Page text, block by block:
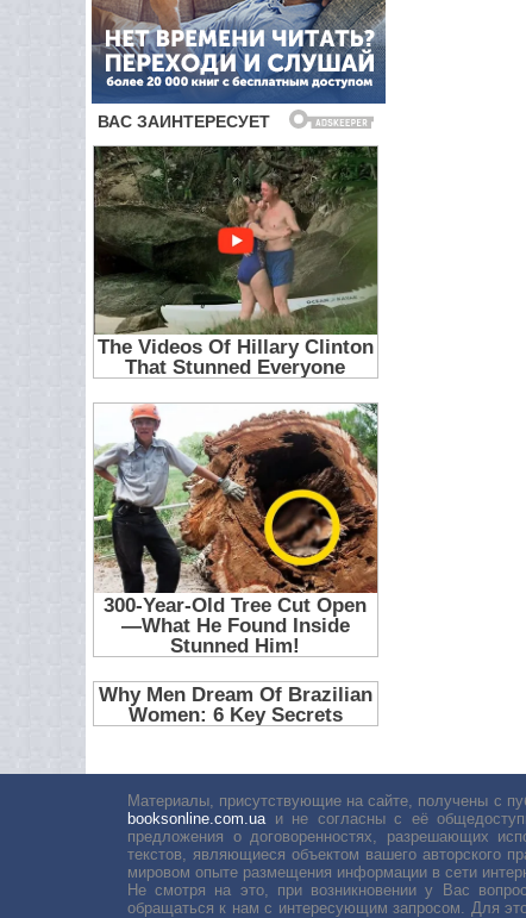
Материалы, присутствующие на сайте, получены с
booksonline.com.ua и не согласны с её
предложения о договоренностях, разрешающих
текстов, являющиеся объектом вашего авторского
мировом опыте размещения информации в сети
Не смотря на это, при возникновении у Вас
обращаться к нам с интересующим запросом. Для